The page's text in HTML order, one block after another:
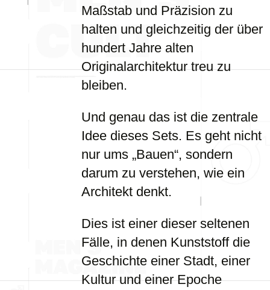
Maßstab und Präzision zu
halten und gleichzeitig der über
hundert Jahre alten
Originalarchitektur treu zu
bleiben.
Und genau das ist die zentrale
Idee dieses Sets. Es geht nicht
nur ums „Bauen“, sondern
darum zu verstehen, wie ein
Architekt denkt.
Dies ist einer dieser seltenen
Fälle, in denen Kunststoff die
Geschichte einer Stadt, einer
Kultur und einer Epoche